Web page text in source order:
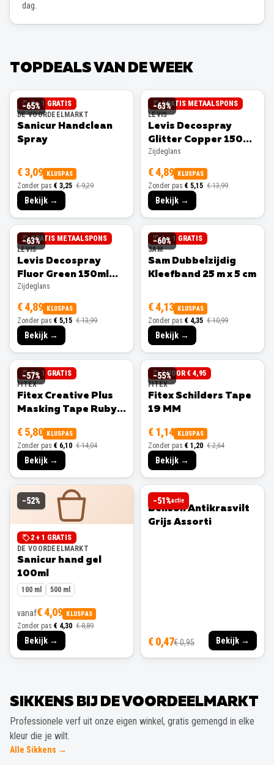
dag.
TOPDEALS VAN DE WEEK
−65%
2 + 1 GRATIS
DE VOORDEELMARKT
Sanicur Handclean
Spray
€ 3,09 KLUSPAS
Zonder pas € 3,25 € 9,29
Bekijk →
−63%
GRATIS METAALSPONS
LEVIS
Levis Decospray
Glitter Copper 150ml
Zijdeglans
Zijdeglans
€ 4,89 KLUSPAS
Zonder pas € 5,15 € 13,99
Bekijk →
−63%
GRATIS METAALSPONS
LEVIS
Levis Decospray
Fluor Green 150ml
Zijdeglans
Zijdeglans
€ 4,89 KLUSPAS
Zonder pas € 5,15 € 13,99
Bekijk →
−60%
1 + 1 GRATIS
SAM
Sam Dubbelzijdig
Kleefband 25 m x 5 cm
€ 4,13 KLUSPAS
Zonder pas € 4,35 € 10,99
Bekijk →
−57%
3 + 1 GRATIS
FITEX
Fitex Creative Plus
Masking Tape Ruby
€ 5,80 KLUSPAS
Zonder pas € 6,10 € 14,04
Bekijk →
−55%
3 VOOR € 4,95
FITEX
Fitex Schilders Tape
19 MM
€ 1,14 KLUSPAS
Zonder pas € 1,20 € 2,64
Bekijk →
−52%
2 + 1 GRATIS
DE VOORDEELMARKT
Sanicur hand gel
100ml
100 ml 500 ml
vanaf€ 4,09 KLUSPAS
Zonder pas € 4,30 € 8,89
Bekijk →
−51%actie
BENSON
Benson Antikrasvilt
Grijs Assorti
€ 0,47€ 0,95 Bekijk →
SIKKENS BIJ DE VOORDEELMARKT
Professionele verf uit onze eigen winkel, gratis gemengd in elke
kleur die je wilt.
Alle Sikkens →